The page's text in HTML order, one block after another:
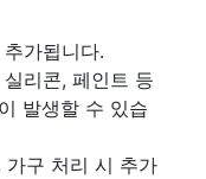
가됩니다.
실리콘, 페인트 등
발생할 수 있습
가구 처리 시 추가